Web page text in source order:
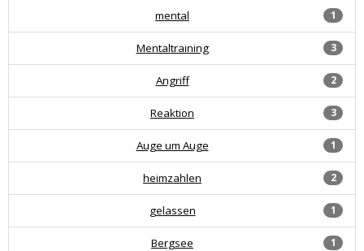
1
mental
3
Mentaltraining
2
Angriff
3
Reaktion
1
Auge um Auge
2
heimzahlen
1
gelassen
1
Bergsee